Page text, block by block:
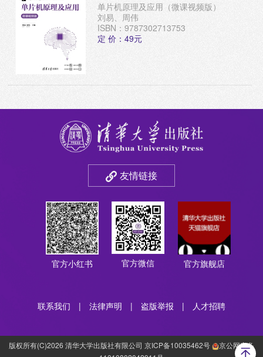
单片机原理及应用（微课视频版）
刘易、周伟
ISBN：9787302713753
定 价：49元
友情链接
官方小红书 官方微信 官方旗舰店
联系我们 | 法律声明 | 盗版举报 | 人才招聘
版权所有(C)2026 清华大学出版社有限公司 京ICP备10035462号
京公网安备